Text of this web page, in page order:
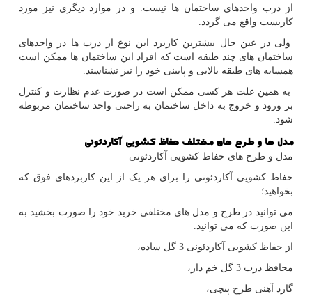
از درب واحدهای ساختمان ها نیست. و در موارد دیگری نیز مورد
کاربست واقع می گردد.
ولی در عین حال بیشترین کاربرد این نوع از درب ها در واحدهای
ساختمان های چند طبقه است که افراد این ساختمان ها ممکن است
همسایه های طبقه بالایی و پایینی خود را نیز نشناسند.
به همین علت هر کسی ممکن است در صورت عدم نظارت و کنترل
بر ورود و خروج به داخل ساختمان به راحتی واحد ساختمان مربوطه
شود.
مدل ها و طرح های مختلف حفاظ کشویی آکاردئونی
مدل و طرح های حفاظ کشویی آکاردئونی
حفاظ کشویی آکاردئونی را برای هر یک از این کاربردهای فوق که
بخواهید؛
می توانید در طرح و مدل های مختلفی خرید خود را صورت بخشید به
این صورت که می توانید.
از حفاظ کشویی آکاردئونی 3 گل ساده،
محافظ درب 3 گل خم دار،
گارد آهنی طرح پیچی،